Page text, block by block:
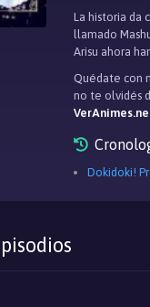
La historia da
llamado
Arisu ahora
Quédate con
no te olvidés
Dokidoki!